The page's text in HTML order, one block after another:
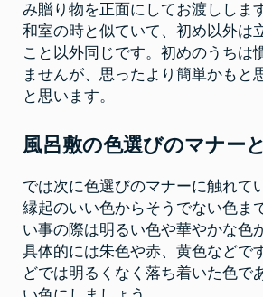
み贈り物を正面にしてお渡ししま
和室の時と似ていて、初め以外は
こと以外同じです。初めのうちは
ませんが、思ったより簡単かもと
と思います。
風呂敷の色選びのマナー
では次に色選びのマナーに触れて
縁起のいい色からそうでない色ま
い事の際は明るい色や華やかな色
具体的には朱色や赤、黄色などで
どでは明るくなく落ち着いた色で